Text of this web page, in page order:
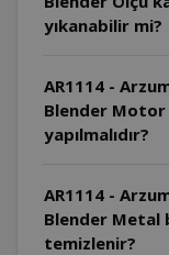
yıkanabilir mi?
AR1114 -
Blender Motor
yapılmalıdır?
AR1114 -
Blender Metal
temizlenir?